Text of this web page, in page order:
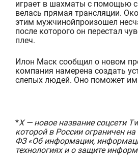
играет в шахматы с помощью
велась прямая трансляции.
этим мужчинойпроизошел
после которого он перестал
плеч.
Илон Маск сообщил о новом
компания намерена создать
слепых людей. Оно поможет им
*X — новое название соцсети
которой в России ограничен
ФЗ «Об информации,
технологиях и о защите